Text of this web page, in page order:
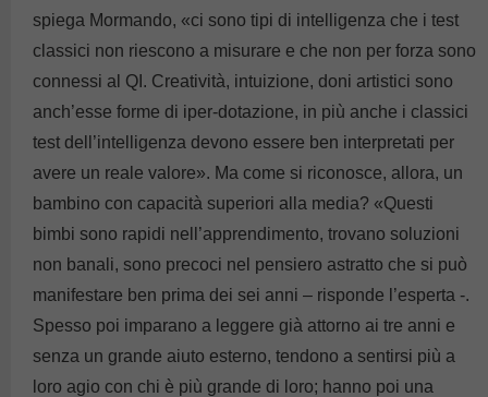
spiega Mormando, «ci sono tipi di intelligenza che i test
classici non riescono a misurare e che non per forza sono
connessi al QI. Creatività, intuizione, doni artistici sono
anch’esse forme di iper-dotazione, in più anche i classici
test dell’intelligenza devono essere ben interpretati per
avere un reale valore». Ma come si riconosce, allora, un
bambino con capacità superiori alla media? «Questi
bimbi sono rapidi nell’apprendimento, trovano soluzioni
non banali, sono precoci nel pensiero astratto che si può
manifestare ben prima dei sei anni – risponde l’esperta -.
Spesso poi imparano a leggere già attorno ai tre anni e
senza un grande aiuto esterno, tendono a sentirsi più a
loro agio con chi è più grande di loro; hanno poi una